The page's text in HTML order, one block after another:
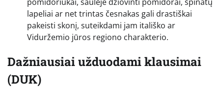
pomidoriukai, saulėje džiovinti pomidorai, špinatų
lapeliai ar net trintas česnakas gali drastiškai
pakeisti skonį, suteikdami jam itališko ar
Viduržemio jūros regiono charakterio.
Dažniausiai užduodami klausimai
(DUK)